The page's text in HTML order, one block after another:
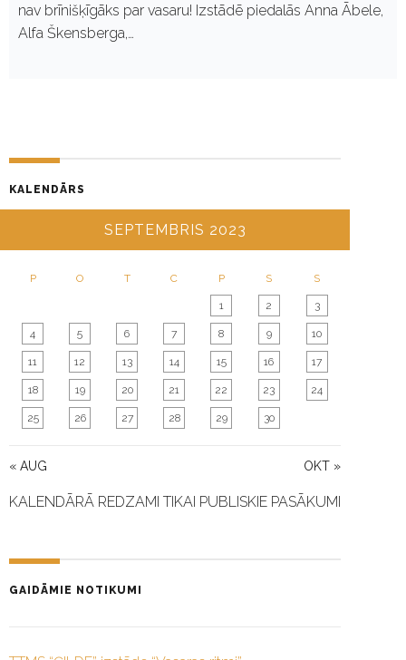
nav brīnišķīgāks par vasaru! Izstādē piedalās Anna Ābele,
Alfa Škensberga,…
KALENDĀRS
SEPTEMBRIS 2023
P O T C P S S
« AUG OKT »
1 2 3
4 5 6 7 8 9 10
11 12 13 14 15 16 17
18 19 20 21 22 23 24
25 26 27 28 29 30
KALENDĀRĀ REDZAMI TIKAI PUBLISKIE PASĀKUMI
GAIDĀMIE NOTIKUMI